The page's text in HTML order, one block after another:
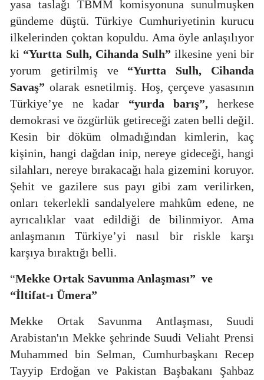
yasa taslağı TBMM komisyonuna sunulmuşken
gündeme düştü. Türkiye Cumhuriyetinin kurucu
ilkelerinden çoktan kopuldu. Ama öyle anlaşılıyor
ki “Yurtta Sulh, Cihanda Sulh” ilkesine yeni bir
yorum getirilmiş ve “Yurtta Sulh, Cihanda
Savaş” olarak esnetilmiş. Hoş, çerçeve yasasının
Türkiye’ye ne kadar “yurda barış”, herkese
demokrasi ve özgürlük getireceği zaten belli değil.
Kesin bir döküm olmadığından kimlerin, kaç
kişinin, hangi dağdan inip, nereye gideceği, hangi
silahları, nereye bırakacağı hala gizemini koruyor.
Şehit ve gazilere sus payı gibi zam verilirken,
onları tekerlekli sandalyelere mahkûm edene, ne
ayrıcalıklar vaat edildiği de bilinmiyor. Ama
anlaşmanın Türkiye’yi nasıl bir riskle karşı
karşıya bıraktığı belli.
“Mekke Ortak Savunma Anlaşması” ve
“İltifat-ı Ümera”
Mekke Ortak Savunma Antlaşması, Suudi
Arabistan'ın Mekke şehrinde Suudi Veliaht Prensi
Muhammed bin Selman, Cumhurbaşkanı Recep
Tayyip Erdoğan ve Pakistan Başbakanı Şahbaz